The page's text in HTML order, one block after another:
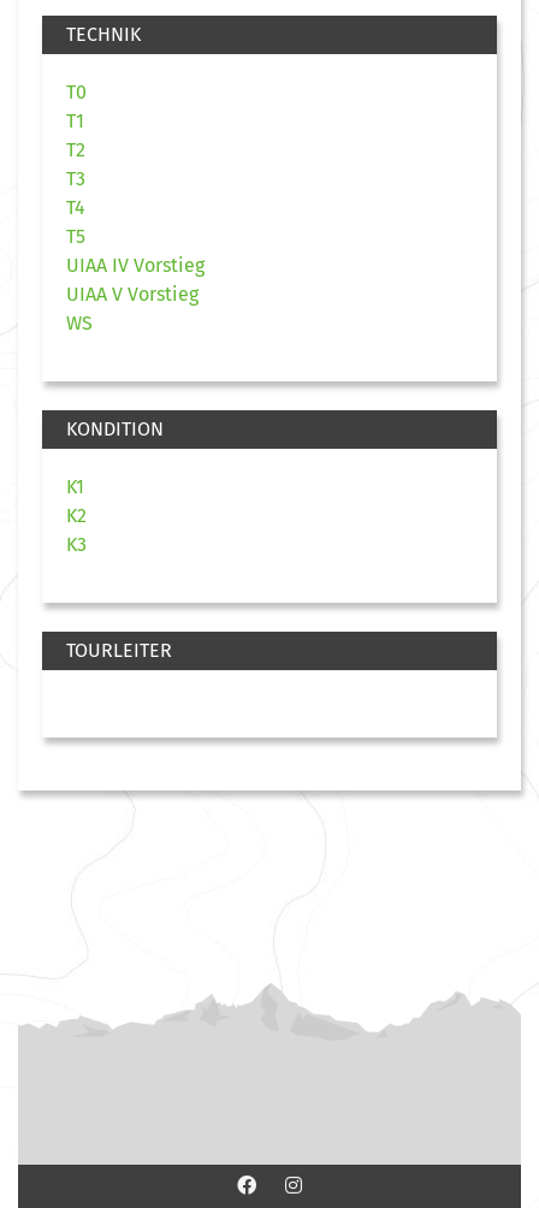
TECHNIK
T0
T1
T2
T3
T4
T5
UIAA IV Vorstieg
UIAA V Vorstieg
WS
KONDITION
K1
K2
K3
TOURLEITER